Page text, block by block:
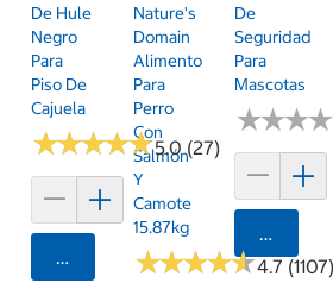
De Hule
Negro
Para
Piso De
Cajuela
★★★★★
★★★★★5.0 (27)
Agregar
Nature's
Domain
Alimento
Para
Perro
Con
Salmón
Y
Camote
15.87kg
★★★★★
★★★★★4.7 (1107)
De
Seguridad
Para
Mascotas
★★★
★★★
Agregar